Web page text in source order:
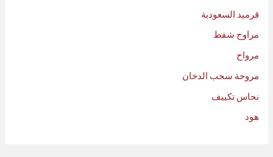
قرميد السعودية
مراوح شفط
مرواح
مروحة سحب الدخان
نحاس تكييف
هود